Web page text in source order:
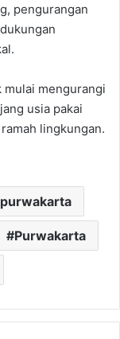
pengurangan
mulai mengurangi
usia pakai
lingkungan.
Purwakarta